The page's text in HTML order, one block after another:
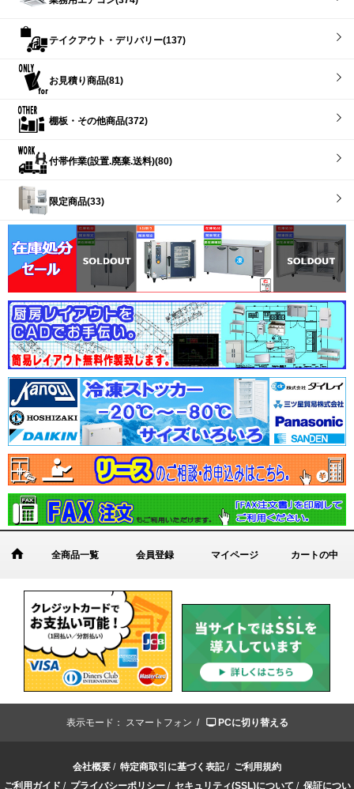
テイクアウト・デリバリー(137)
お見積り商品(81)
棚板・その他商品(372)
付帯作業(設置.廃棄.送料)(80)
限定商品(33)
全商品一覧 会員登録 マイページ カートの中
表示モード： スマートフォン / PCに切り替える
会社概要 / 特定商取引に基づく表記/ ご利用規約
ご利用ガイド / プライバシーポリシー/ セキュリティ(SSL)について / 保証につい